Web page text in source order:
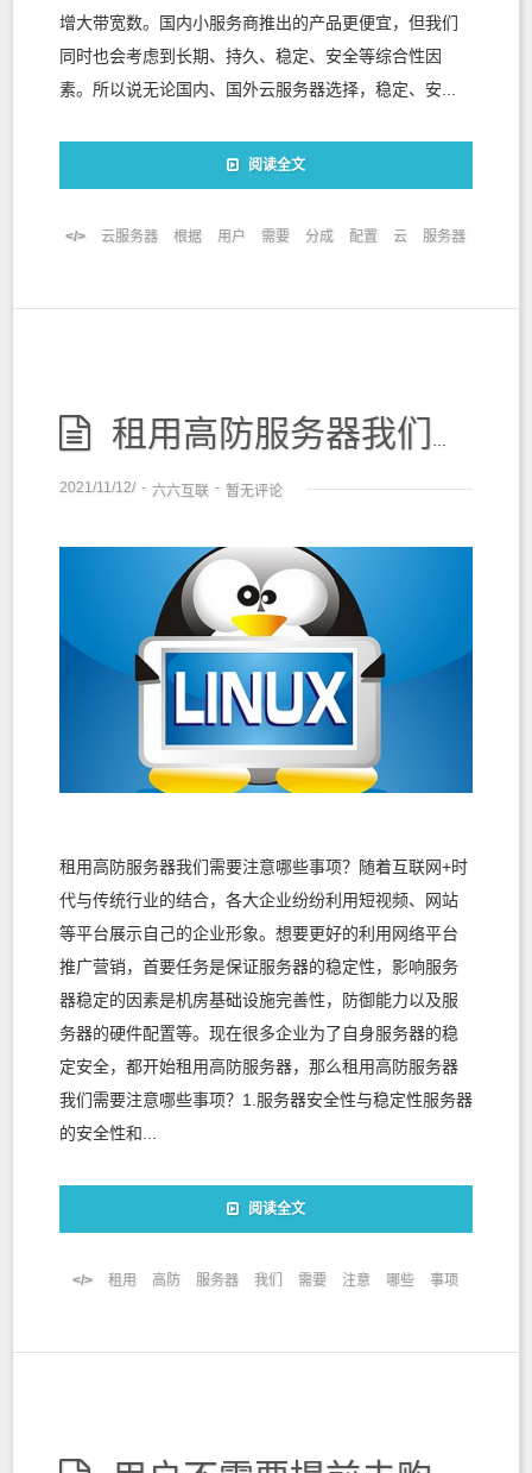
增大带宽数。国内小服务商推出的产品更便宜，但我们
同时也会考虑到长期、持久、稳定、安全等综合性因
素。所以说无论国内、国外云服务器选择，稳定、安...
阅读全文
云服务器 根据 用户 需要 分成 配置 云 服务器
租用高防服务器我们需要注意哪些事项？
2021/11/12/ - 六六互联 - 暂无评论
租用高防服务器我们需要注意哪些事项？随着互联网+时
代与传统行业的结合，各大企业纷纷利用短视频、网站
等平台展示自己的企业形象。想要更好的利用网络平台
推广营销，首要任务是保证服务器的稳定性，影响服务
器稳定的因素是机房基础设施完善性，防御能力以及服
务器的硬件配置等。现在很多企业为了自身服务器的稳
定安全，都开始租用高防服务器，那么租用高防服务器
我们需要注意哪些事项？1.服务器安全性与稳定性服务器
的安全性和...
阅读全文
租用 高防 服务器 我们 需要 注意 哪些 事项